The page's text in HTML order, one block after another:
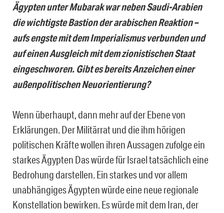
Ägypten unter Mubarak war neben Saudi-Arabien
die wichtigste Bastion der arabischen Reaktion –
aufs engste mit dem Imperialismus verbunden und
auf einen Ausgleich mit dem zionistischen Staat
eingeschworen. Gibt es bereits Anzeichen einer
außenpolitischen Neuorientierung?
Wenn überhaupt, dann mehr auf der Ebene von
Erklärungen. Der Militärrat und die ihm hörigen
politischen Kräfte wollen ihren Aussagen zufolge ein
starkes Ägypten Das würde für Israel tatsächlich eine
Bedrohung darstellen. Ein starkes und vor allem
unabhängiges Ägypten würde eine neue regionale
Konstellation bewirken. Es würde mit dem Iran, der